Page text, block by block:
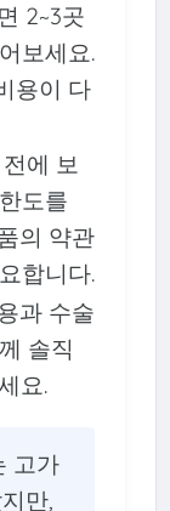
2~3곳
보세요.
용이 다
에 보
도를
의 약관
합니다.
과 수술
솔직
요.
고가
만,